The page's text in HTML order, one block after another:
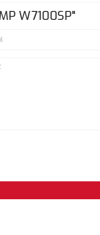
W7100SP"